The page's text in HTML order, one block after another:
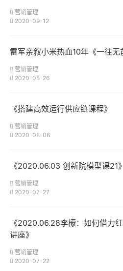
营销管理
2020-09-12
雷军亲叙小米热血10年《一往
营销管理
2020-08-26
《搭建高效运行供应链课程》
营销管理
2020-08-06
《2020.06.03 创新院模型课21》
营销管理
2020-07-27
《2020.06.28李檬：如何借力
讲座》
营销管理
2020-07-22